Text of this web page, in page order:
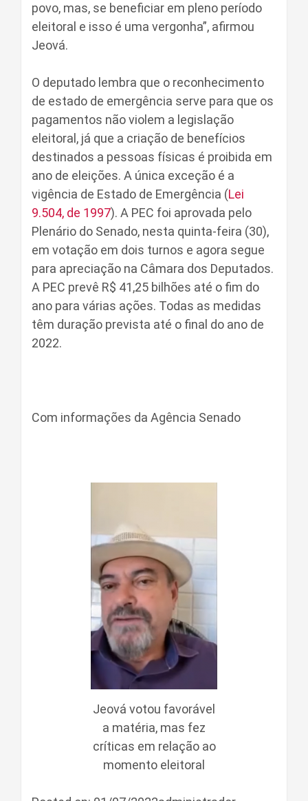
povo, mas, se beneficiar em pleno período
eleitoral e isso é uma vergonha”, afirmou
Jeová.
O deputado lembra que o reconhecimento
de estado de emergência serve para que os
pagamentos não violem a legislação
eleitoral, já que a criação de benefícios
destinados a pessoas físicas é proibida em
ano de eleições. A única exceção é a
vigência de Estado de Emergência (Lei
9.504, de 1997). A PEC foi aprovada pelo
Plenário do Senado, nesta quinta-feira (30),
em votação em dois turnos e agora segue
para apreciação na Câmara dos Deputados.
A PEC prevê R$ 41,25 bilhões até o fim do
ano para várias ações. Todas as medidas
têm duração prevista até o final do ano de
2022.
Com informações da Agência Senado
Jeová votou favorável
a matéria, mas fez
críticas em relação ao
momento eleitoral